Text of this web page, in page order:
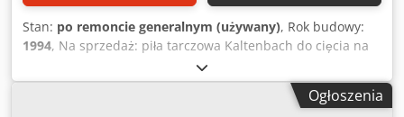
Stan: po remoncie generalnym (używany), Rok budowy:
1994, Na sprzedaż: piła tarczowa Kaltenbach do cięcia na
zimno. Przekładnia bez luzu! Crjdpfxozlm R Rj Afpof Typ:
KKS 400 EC E Rok produkcji: 1994 Średnica tarczy: 400 mm
Moc silnika: 1,8/2,7 kW Prędkość cięcia: 10/20 13/26 15/30
Ogłoszenia